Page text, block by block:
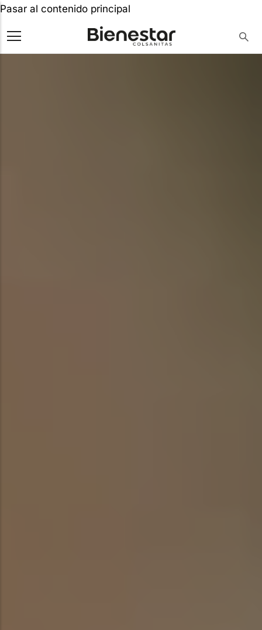
Pasar al contenido principal